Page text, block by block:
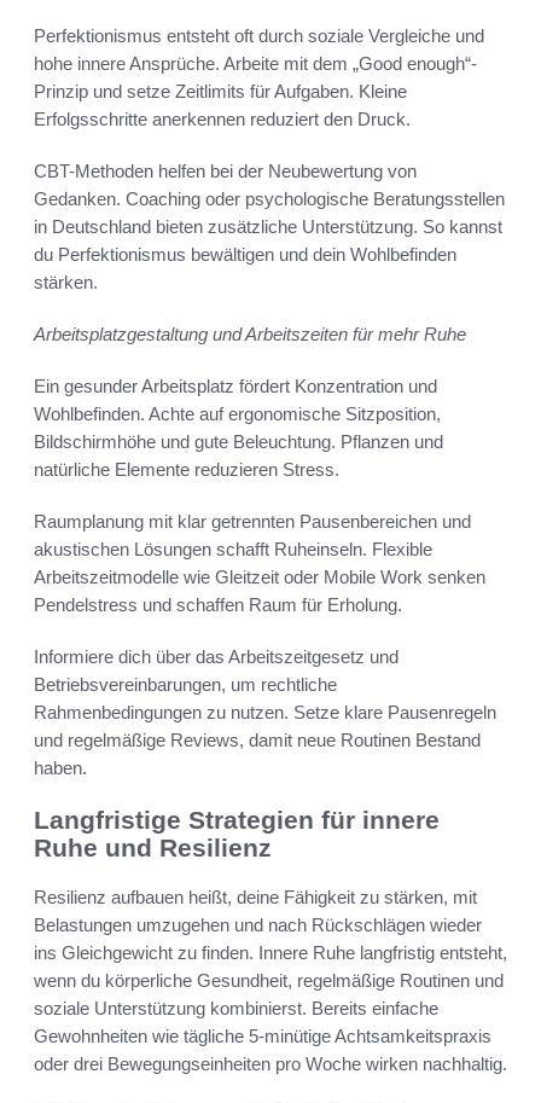
Perfektionismus entsteht oft durch soziale Vergleiche und
hohe innere Ansprüche. Arbeite mit dem „Good enough“-
Prinzip und setze Zeitlimits für Aufgaben. Kleine
Erfolgsschritte anerkennen reduziert den Druck.
CBT-Methoden helfen bei der Neubewertung von
Gedanken. Coaching oder psychologische Beratungsstellen
in Deutschland bieten zusätzliche Unterstützung. So kannst
du Perfektionismus bewältigen und dein Wohlbefinden
stärken.
Arbeitsplatzgestaltung und Arbeitszeiten für mehr Ruhe
Ein gesunder Arbeitsplatz fördert Konzentration und
Wohlbefinden. Achte auf ergonomische Sitzposition,
Bildschirmhöhe und gute Beleuchtung. Pflanzen und
natürliche Elemente reduzieren Stress.
Raumplanung mit klar getrennten Pausenbereichen und
akustischen Lösungen schafft Ruheinseln. Flexible
Arbeitszeitmodelle wie Gleitzeit oder Mobile Work senken
Pendelstress und schaffen Raum für Erholung.
Informiere dich über das Arbeitszeitgesetz und
Betriebsvereinbarungen, um rechtliche
Rahmenbedingungen zu nutzen. Setze klare Pausenregeln
und regelmäßige Reviews, damit neue Routinen Bestand
haben.
Langfristige Strategien für innere
Ruhe und Resilienz
Resilienz aufbauen heißt, deine Fähigkeit zu stärken, mit
Belastungen umzugehen und nach Rückschlägen wieder
ins Gleichgewicht zu finden. Innere Ruhe langfristig entsteht,
wenn du körperliche Gesundheit, regelmäßige Routinen und
soziale Unterstützung kombinierst. Bereits einfache
Gewohnheiten wie tägliche 5‑minütige Achtsamkeitspraxis
oder drei Bewegungseinheiten pro Woche wirken nachhaltig.